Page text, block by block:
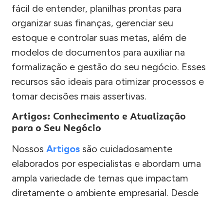
fácil de entender, planilhas prontas para
organizar suas finanças, gerenciar seu
estoque e controlar suas metas, além de
modelos de documentos para auxiliar na
formalização e gestão do seu negócio. Esses
recursos são ideais para otimizar processos e
tomar decisões mais assertivas.
Artigos: Conhecimento e Atualização
para o Seu Negócio
Nossos Artigos são cuidadosamente
elaborados por especialistas e abordam uma
ampla variedade de temas que impactam
diretamente o ambiente empresarial. Desde